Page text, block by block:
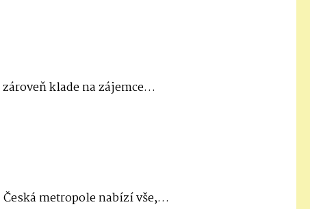
klade na zájemce…
metropole nabízí vše,…